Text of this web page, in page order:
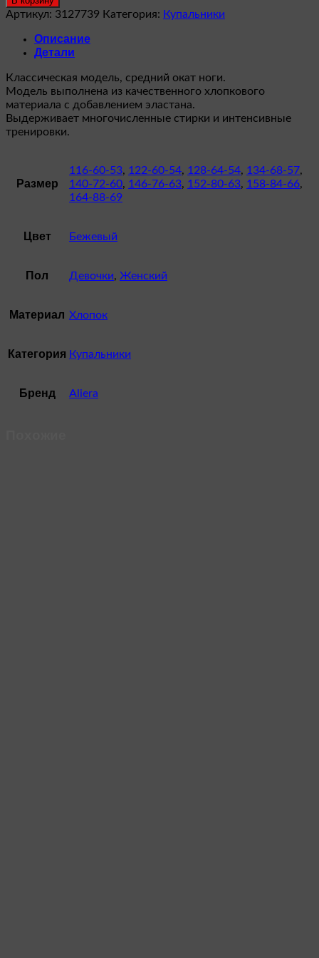
Купальник
Г
4.03)
Артикул: 3127739 Категория: Купальники
Описание
Детали
Классическая модель, средний окат ноги.
Модель выполнена из качественного хлопкового
материала с добавлением эластана.
Выдерживает многочисленные стирки и интенсивные
тренировки.
Размер
116-60-53, 122-60-54, 128-64-54, 134-68-57,
140-72-60, 146-76-63, 152-80-63, 158-84-66,
164-88-69
Цвет Бежевый
Пол Девочки, Женский
Материал Хлопок
Категория Купальники
Бренд Aliera